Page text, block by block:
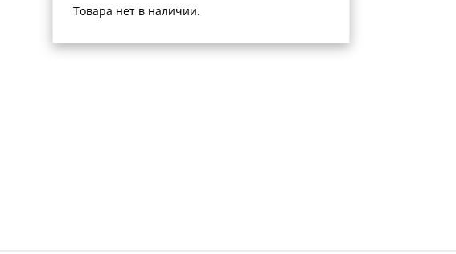
Товара нет в наличии.